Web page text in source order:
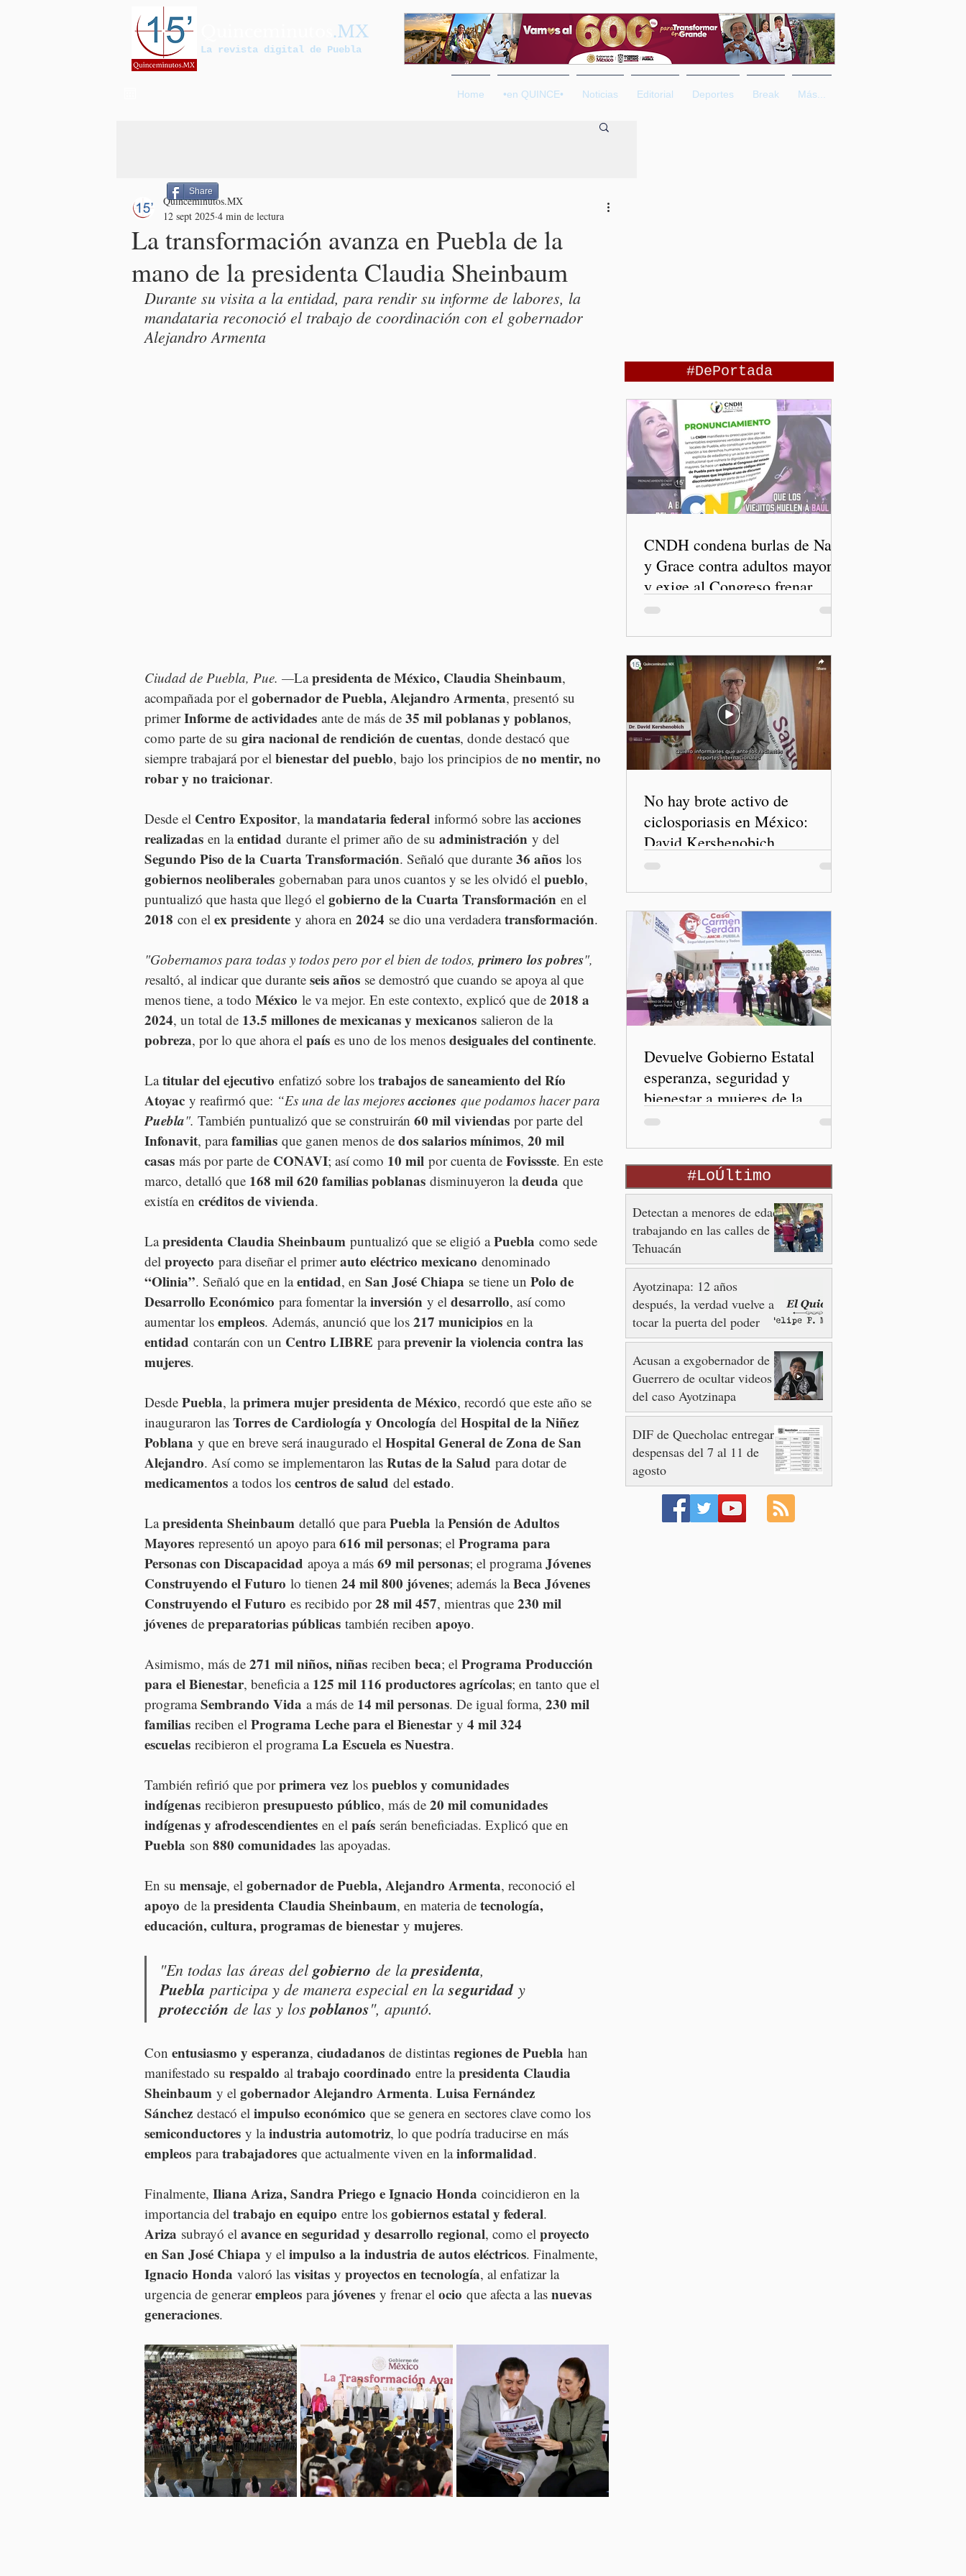
.MX
La revista digital de Puebla
Home •en QUINCE• Noticias Editorial Deportes Break Más...
La transformación avanza en Puebla de la
mano de la presidenta Claudia Sheinbaum
Quinceminutos.MX
12 sept 2025 4 min de lectura
Durante su visita a la entidad, para rendir su informe de labores, la
mandataria reconoció el trabajo de coordinación con el gobernador
Alejandro Armenta
Ciudad de Puebla, Pue. —La presidenta de México, Claudia Sheinbaum,
acompañada por el gobernador de Puebla, Alejandro Armenta, presentó su
primer Informe de actividades ante de más de 35 mil poblanas y poblanos,
como parte de su gira nacional de rendición de cuentas, donde destacó que
siempre trabajará por el bienestar del pueblo, bajo los principios de no mentir, no
robar y no traicionar.
Desde el Centro Expositor, la mandataria federal informó sobre las acciones
realizadas en la entidad durante el primer año de su administración y del
Segundo Piso de la Cuarta Transformación. Señaló que durante 36 años los
gobiernos neoliberales gobernaban para unos cuantos y se les olvidó el pueblo,
puntualizó que hasta que llegó el gobierno de la Cuarta Transformación en el
2018 con el ex presidente y ahora en 2024 se dio una verdadera transformación.
"Gobernamos para todas y todos pero por el bien de todos, primero los pobres",
resaltó, al indicar que durante seis años se demostró que cuando se apoya al que
menos tiene, a todo México le va mejor. En este contexto, explicó que de 2018 a
2024, un total de 13.5 millones de mexicanas y mexicanos salieron de la
pobreza, por lo que ahora el país es uno de los menos desiguales del continente.
La titular del ejecutivo enfatizó sobre los trabajos de saneamiento del Río
Atoyac y reafirmó que: “Es una de las mejores acciones que podamos hacer para
Puebla". También puntualizó que se construirán 60 mil viviendas por parte del
Infonavit, para familias que ganen menos de dos salarios mínimos, 20 mil
casas más por parte de CONAVI; así como 10 mil por cuenta de Fovissste. En este
marco, detalló que 168 mil 620 familias poblanas disminuyeron la deuda que
existía en créditos de vivienda.
La presidenta Claudia Sheinbaum puntualizó que se eligió a Puebla como sede
del proyecto para diseñar el primer auto eléctrico mexicano denominado
“Olinia”. Señaló que en la entidad, en San José Chiapa se tiene un Polo de
Desarrollo Económico para fomentar la inversión y el desarrollo, así como
aumentar los empleos. Además, anunció que los 217 municipios en la
entidad contarán con un Centro LIBRE para prevenir la violencia contra las
mujeres.
Desde Puebla, la primera mujer presidenta de México, recordó que este año se
inauguraron las Torres de Cardiología y Oncología del Hospital de la Niñez
Poblana y que en breve será inaugurado el Hospital General de Zona de San
Alejandro. Así como se implementaron las Rutas de la Salud para dotar de
medicamentos a todos los centros de salud del estado.
La presidenta Sheinbaum detalló que para Puebla la Pensión de Adultos
Mayores representó un apoyo para 616 mil personas; el Programa para
Personas con Discapacidad apoya a más 69 mil personas; el programa Jóvenes
Construyendo el Futuro lo tienen 24 mil 800 jóvenes; además la Beca Jóvenes
Construyendo el Futuro es recibido por 28 mil 457, mientras que 230 mil
jóvenes de preparatorias públicas también reciben apoyo.
Asimismo, más de 271 mil niños, niñas reciben beca; el Programa Producción
para el Bienestar, beneficia a 125 mil 116 productores agrícolas; en tanto que el
programa Sembrando Vida a más de 14 mil personas. De igual forma, 230 mil
familias reciben el Programa Leche para el Bienestar y 4 mil 324
escuelas recibieron el programa La Escuela es Nuestra.
También refirió que por primera vez los pueblos y comunidades
indígenas recibieron presupuesto público, más de 20 mil comunidades
indígenas y afrodescendientes en el país serán beneficiadas. Explicó que en
Puebla son 880 comunidades las apoyadas.
En su mensaje, el gobernador de Puebla, Alejandro Armenta, reconoció el
apoyo de la presidenta Claudia Sheinbaum, en materia de tecnología,
educación, cultura, programas de bienestar y mujeres.
"En todas las áreas del gobierno de la presidenta,
Puebla participa y de manera especial en la seguridad y
protección de las y los poblanos", apuntó.
Con entusiasmo y esperanza, ciudadanos de distintas regiones de Puebla han
manifestado su respaldo al trabajo coordinado entre la presidenta Claudia
Sheinbaum y el gobernador Alejandro Armenta. Luisa Fernández
Sánchez destacó el impulso económico que se genera en sectores clave como los
semiconductores y la industria automotriz, lo que podría traducirse en más
empleos para trabajadores que actualmente viven en la informalidad.
Finalmente, Iliana Ariza, Sandra Priego e Ignacio Honda coincidieron en la
importancia del trabajo en equipo entre los gobiernos estatal y federal.
Ariza subrayó el avance en seguridad y desarrollo regional, como el proyecto
en San José Chiapa y el impulso a la industria de autos eléctricos. Finalmente,
Ignacio Honda valoró las visitas y proyectos en tecnología, al enfatizar la
urgencia de generar empleos para jóvenes y frenar el ocio que afecta a las nuevas
generaciones.
Share
#DePortada
CNDH condena burlas de Nay
y Grace contra adultos mayores
y exige al Congreso frenar
discursos discriminatorios
No hay brote activo de
ciclosporiasis en México:
David Kershenobich
Devuelve Gobierno Estatal
esperanza, seguridad y
bienestar a mujeres de la
periferia urbana
#LoÚltimo
Detectan a menores de edad
trabajando en las calles de
Tehuacán
Ayotzinapa: 12 años
después, la verdad vuelve a
tocar la puerta del poder
Acusan a exgobernador de
Guerrero de ocultar videos
del caso Ayotzinapa
DIF de Quecholac entregará
despensas del 7 al 11 de
agosto